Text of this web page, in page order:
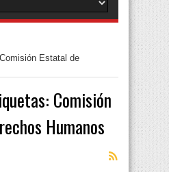
Comisión Estatal de
Comisión
Humanos